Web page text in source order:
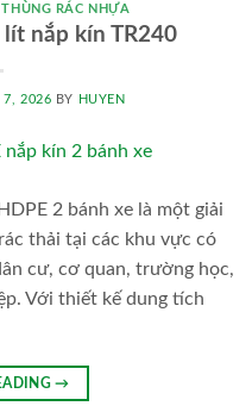
,THÙNG RÁC NHỰA
lít nắp kín TR240
7, 2026 BY HUYEN
2 bánh xe là một giải
thải tại các khu vực có
cư, cơ quan, trường học,
Với thiết kế dung tích
→